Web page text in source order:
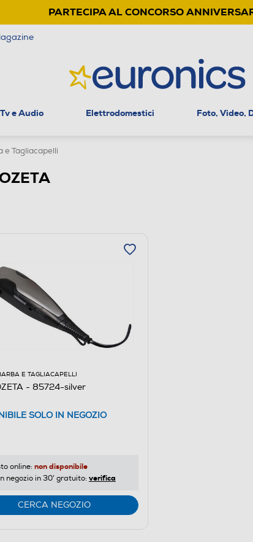
PARTECIPA AL CONCORSO
Tv e Audio Elettrodomestici Foto, Video,
e Tagliacapelli
E TAGLIACAPELLI
- 85724-silver
SOLO IN NEGOZIO
online: non disponibile
negozio in 30' gratuito: verifica
CERCA NEGOZIO